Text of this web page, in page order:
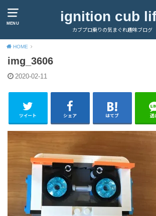
MENU ignition cub
カブプロ乗りの気まぐれ趣味ブログ
HOME
img_3606
2020-02-11
ツイート シェア はてブ 送